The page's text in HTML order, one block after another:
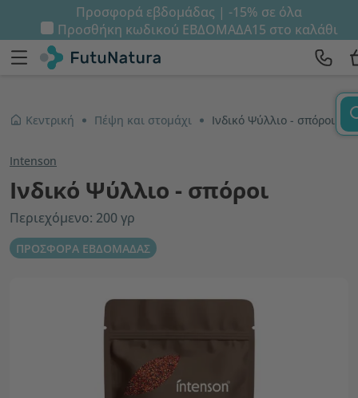
Προσφορά εβδομάδας | -15% σε όλα
Προσθήκη κωδικού ΕΒΔΟΜΑΔΑ15 στο καλάθι
Κεντρική Πέψη και στομάχι Ινδικό Ψύλλιο - σπόροι
Intenson
Ινδικό Ψύλλιο - σπόροι
Περιεχόμενο: 200 γρ
ΠΡΟΣΦΟΡΑ ΕΒΔΟΜΑΔΑΣ